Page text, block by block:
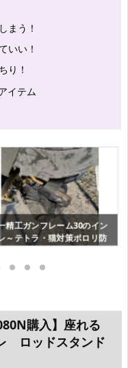
まう！
いい！
り！
イテム
ﾒｲﾎｳ ﾏﾙﾁｸﾘｯﾌﾟBM-L は手すり・
柵・船べりの簡易ﾛｯﾄﾞﾎﾙﾀﾞｰに
最適
購入】座れる
ロッドスタンド